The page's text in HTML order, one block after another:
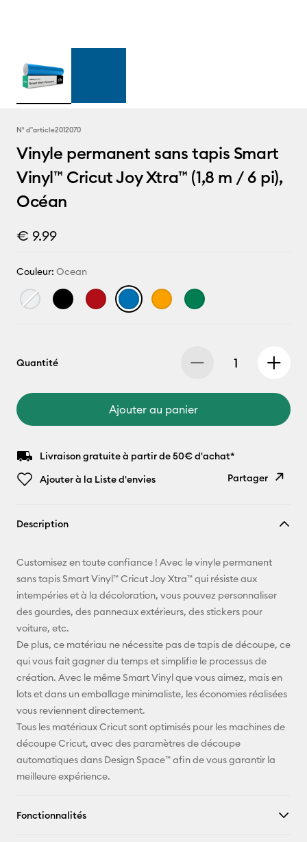
N° d''article2012070
Vinyle permanent sans tapis Smart
Vinyl™ Cricut Joy Xtra™ (1,8 m / 6 pi),
Océan
€ 9.99
Couleur: Ocean
Quantité
Ajouter au panier
Livraison gratuite à partir de 50€ d'achat*
Ajouter à la Liste d'envies
Partager
Pinterest
Description
Customisez en toute confiance ! Avec le vinyle permanent
sans tapis Smart Vinyl™ Cricut Joy Xtra™ qui résiste aux
intempéries et à la décoloration, vous pouvez personnaliser
des gourdes, des panneaux extérieurs, des stickers pour
voiture, etc.
De plus, ce matériau ne nécessite pas de tapis de découpe, ce
qui vous fait gagner du temps et simplifie le processus de
création. Avec le même Smart Vinyl que vous aimez, mais en
lots et dans un emballage minimaliste, les économies réalisées
vous reviennent directement.
Tous les matériaux Cricut sont optimisés pour les machines de
découpe Cricut, avec des paramètres de découpe
automatiques dans Design Space™ afin de vous garantir la
meilleure expérience.
Fonctionnalités